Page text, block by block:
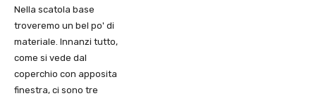
Nella scatola base
troveremo un bel po' di
materiale. Innanzi tutto,
come si vede dal
coperchio con apposita
finestra, ci sono tre